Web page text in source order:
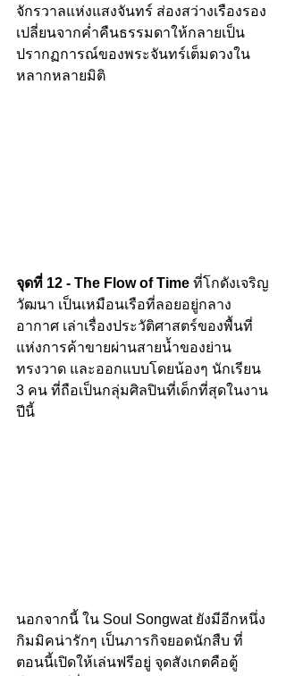
จักรวาลแห่งแสงจันทร์ ส่องสว่างเรืองรอง
เปลี่ยนจากค่ำคืนธรรมดาให้กลายเป็น
ปรากฏการณ์ของพระจันทร์เต็มดวงใน
หลากหลายมิติ
จุดที่ 12 - The Flow of Time ที่โกดังเจริญ
วัฒนา เป็นเหมือนเรือที่ลอยอยู่กลาง
อากาศ เล่าเรื่องประวัติศาสตร์ของพื้นที่
แห่งการค้าขายผ่านสายน้ำของย่าน
ทรงวาด และออกแบบโดยน้องๆ นักเรียน
3 คน ที่ถือเป็นกลุ่มศิลปินที่เด็กที่สุดในงาน
ปีนี้
นอกจากนี้ ใน Soul Songwat ยังมีอีกหนึ่ง
กิมมิคน่ารักๆ เป็นภารกิจยอดนักสืบ ที่
ตอนนี้เปิดให้เล่นฟรีอยู่ จุดสังเกตคือตู้